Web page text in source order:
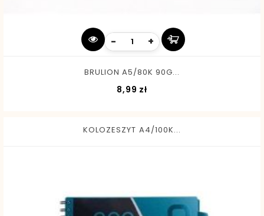
- +
BRULION A5/80K 90G...
8,99 zł
KOLOZESZYT A4/100K...